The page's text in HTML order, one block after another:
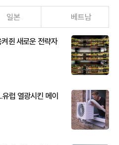
일본 베트남
쥔 새로운 전략자
럽 열광시킨 메이